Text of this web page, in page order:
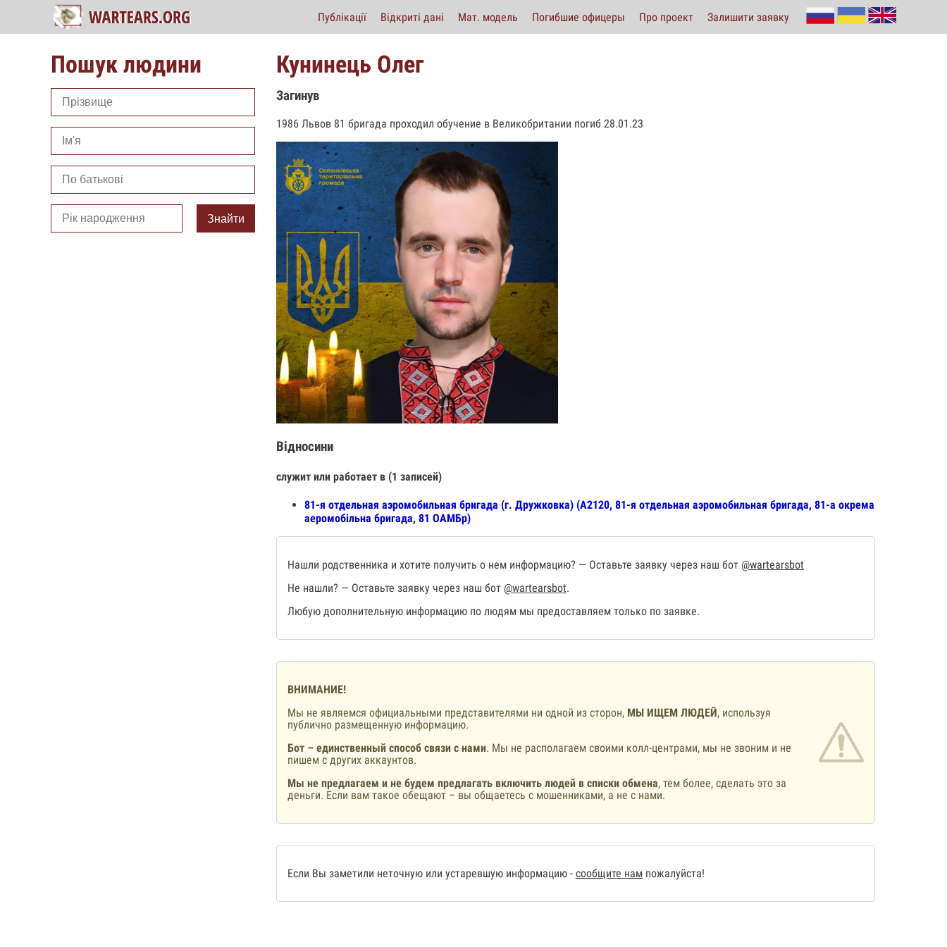
Публікації Відкриті дані Мат. модель Погибшие офицеры Про проект Залишити заявку
Пошук людини
Знайти
Кунинець Олег
Загинув
1986 Львов 81 бригада проходил обучение в Великобритании погиб 28.01.23
Відносини
служит или работает в (1 записей)
81-я отдельная аэромобильная бригада (г. Дружковка) (А2120, 81-я отдельная аэромобильная бригада, 81-а окрема
аеромобільна бригада, 81 ОАМБр)
Нашли родственника и хотите получить о нем информацию? — Оставьте заявку через наш бот @wartearsbot
Не нашли? — Оставьте заявку через наш бот @wartearsbot.
Любую дополнительную информацию по людям мы предоставляем только по заявке.
ВНИМАНИЕ!
Мы не являемся официальными представителями ни одной из сторон, МЫ ИЩЕМ ЛЮДЕЙ, используя
публично размещенную информацию.
Бот – единственный способ связи с нами. Мы не располагаем своими колл-центрами, мы не звоним и не
пишем с других аккаунтов.
Мы не предлагаем и не будем предлагать включить людей в списки обмена, тем более, сделать это за
деньги. Если вам такое обещают – вы общаетесь с мошенниками, а не с нами.
Если Вы заметили неточную или устаревшую информацию - сообщите нам пожалуйста!